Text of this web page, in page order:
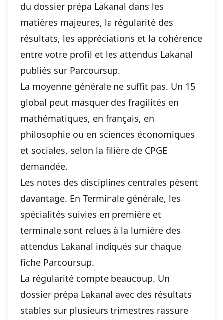
du dossier prépa Lakanal dans les
matières majeures, la régularité des
résultats, les appréciations et la cohérence
entre votre profil et les attendus Lakanal
publiés sur Parcoursup.
La moyenne générale ne suffit pas. Un 15
global peut masquer des fragilités en
mathématiques, en français, en
philosophie ou en sciences économiques
et sociales, selon la filière de CPGE
demandée.
Les notes des disciplines centrales pèsent
davantage. En Terminale générale, les
spécialités suivies en première et
terminale sont relues à la lumière des
attendus Lakanal indiqués sur chaque
fiche Parcoursup.
La régularité compte beaucoup. Un
dossier prépa Lakanal avec des résultats
stables sur plusieurs trimestres rassure